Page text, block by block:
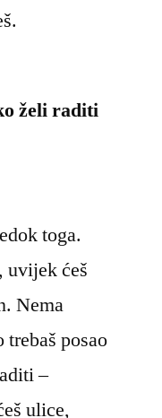
želi raditi
toga.
uvijek ćeš
Nema
posao
–
ulice,